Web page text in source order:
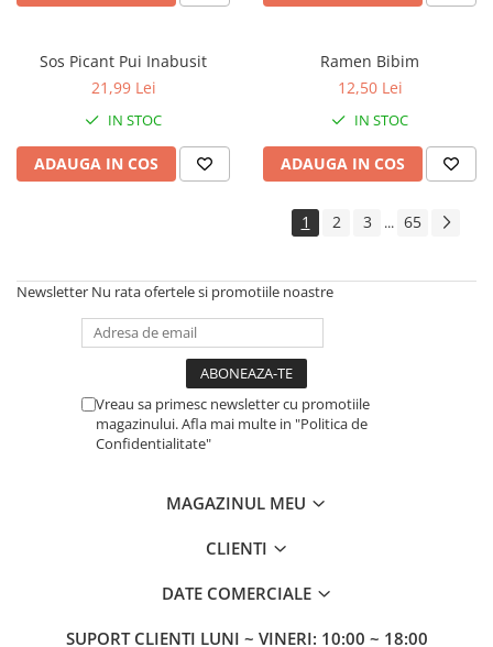
Sos Picant Pui Inabusit
21,99 Lei
IN STOC
ADAUGA IN COS
Ramen Bibim
12,50 Lei
IN STOC
ADAUGA IN COS
1 2 3 ... 65
Newsletter Nu rata ofertele si promotiile noastre
Vreau sa primesc newsletter cu promotiile
magazinului. Afla mai multe in "Politica de
Confidentialitate"
MAGAZINUL MEU
CLIENTI
DATE COMERCIALE
SUPORT CLIENTI LUNI ~ VINERI: 10:00 ~ 18:00